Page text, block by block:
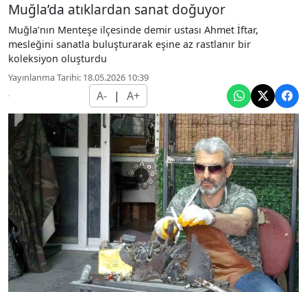
Muğla’da atıklardan sanat doğuyor
Muğla’nın Menteşe ilçesinde demir ustası Ahmet İftar,
mesleğini sanatla buluşturarak eşine az rastlanır bir
koleksiyon oluşturdu
Yayınlanma Tarihi: 18.05.2026 10:39
A- | A+